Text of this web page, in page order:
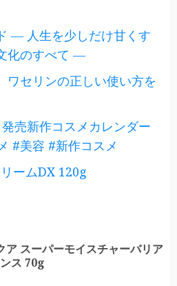
― 人生を少しだけ甘くす
化のすべて ―
ワセリンの正しい使い方を
発売新作コスメカレンダー
#美容 #新作コスメ
ームDX 120g
ア スーパーモイスチャーバリア
ス 70g